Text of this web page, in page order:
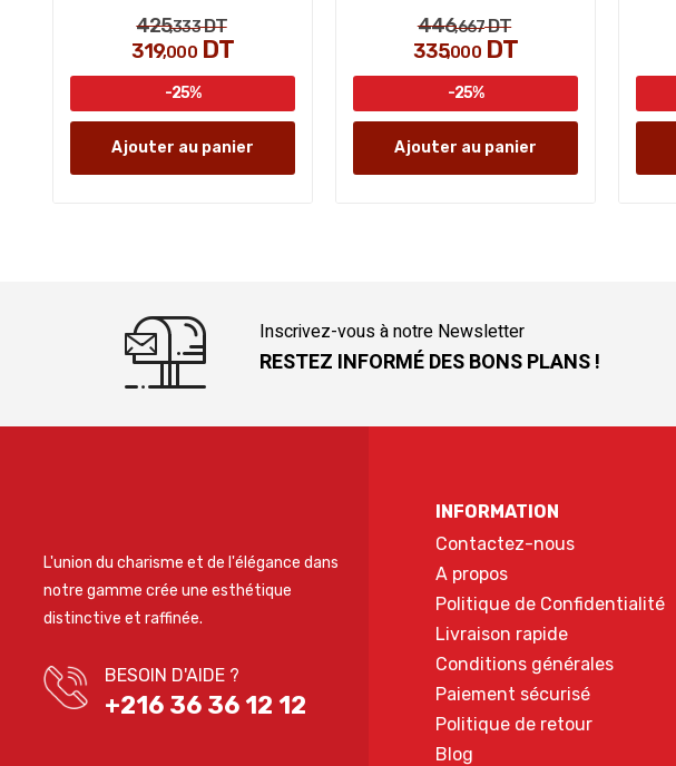
425,333DT
319,000DT
-25%
Ajouter au panier
446,667DT
335,000DT
-25%
Ajouter au panier
Inscrivez-vous à notre Newsletter
RESTEZ INFORMÉ DES BONS PLANS !
L'union du charisme et de l'élégance dans
notre gamme crée une esthétique
distinctive et raffinée.
BESOIN D'AIDE ?
+216 36 36 12 12
INFORMATION
Contactez-nous
A propos
Politique de Confidentialité
Livraison rapide
Conditions générales
Paiement sécurisé
Politique de retour
Blog